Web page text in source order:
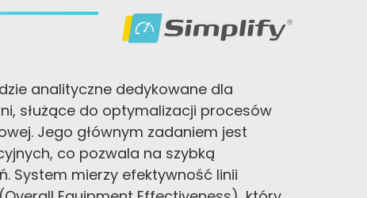
analityczne dedykowane dla
służące do optymalizacji procesów
Jego głównym zadaniem jest
co pozwala na szybką
System mierzy efektywność linii